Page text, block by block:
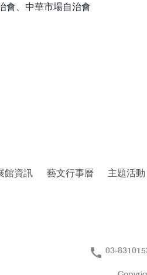
會、中華市場自治會
館資訊 藝文行事曆 主題活動
call 03-